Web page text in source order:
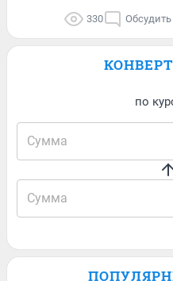
330 Обсудить
по